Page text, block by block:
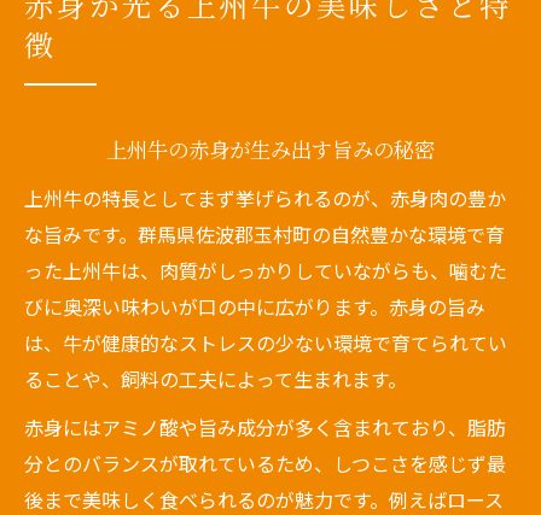
徴
上州牛の赤身が生み出す旨みの秘密
上州牛の特長としてまず挙げられるのが、赤身肉の豊か
な旨みです。群馬県佐波郡玉村町の自然豊かな環境で育
った上州牛は、肉質がしっかりしていながらも、噛むた
びに奥深い味わいが口の中に広がります。赤身の旨み
は、牛が健康的なストレスの少ない環境で育てられてい
ることや、飼料の工夫によって生まれます。
赤身にはアミノ酸や旨み成分が多く含まれており、脂肪
分とのバランスが取れているため、しつこさを感じず最
後まで美味しく食べられるのが魅力です。例えばロース